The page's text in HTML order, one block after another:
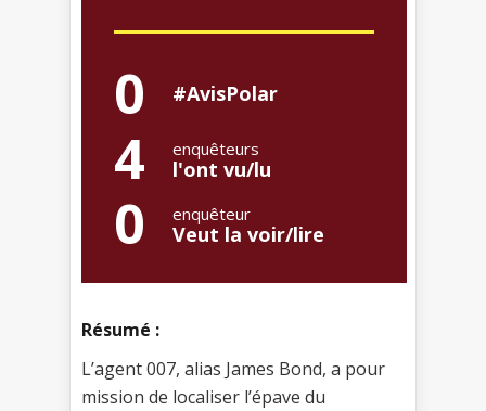
0 #AvisPolar
4 enquêteurs
l'ont vu/lu
0 enquêteur
Veut la voir/lire
Résumé :
L’agent 007, alias James Bond, a pour
mission de localiser l’épave du